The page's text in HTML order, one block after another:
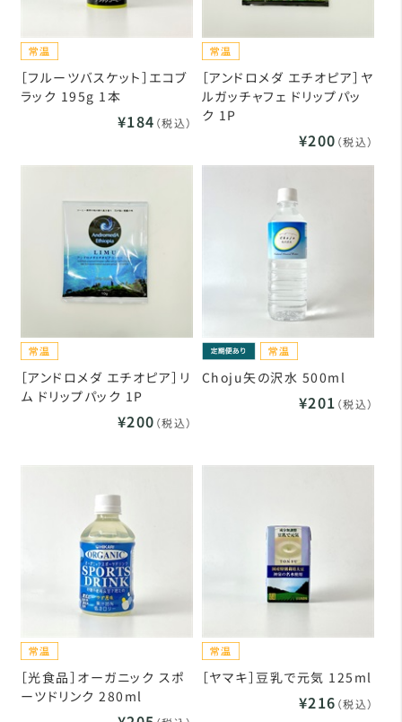
［フルーツバスケット］エコブ
ラック 195g 1本
¥184 （税込）
［アンドロメダ エチオピア］ヤ
ルガッチャフェ ドリップパッ
ク 1P
¥200 （税込）
［アンドロメダ エチオピア］リ
ム ドリップパック 1P
¥200 （税込）
Choju矢の沢水 500ml
¥201 （税込）
［光食品］オーガニック スポ
ーツドリンク 280ml
［ヤマキ］豆乳で元気 125ml
¥216 （税込）